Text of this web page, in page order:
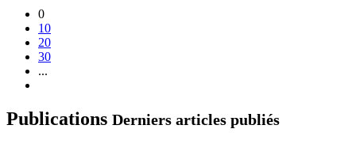
0
10
20
30
...
Publications Derniers articles publiés